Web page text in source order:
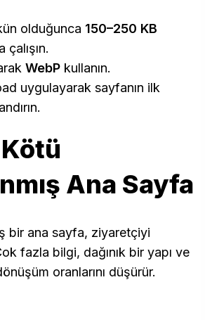
olduğunca 150–250 KB
çalışın.
WebP kullanın.
uygulayarak sayfanın ilk
Ana Sayfa
bir ana sayfa, ziyaretçiyi
fazla bilgi, dağınık bir yapı ve
oranlarını düşürür.